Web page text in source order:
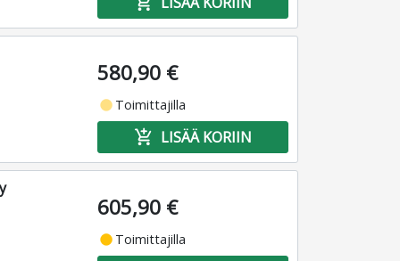
580,90 €
fiber_manual_record Toimittajilla
add_shopping_cart LISÄÄ KORIIN
605,90 €
fiber_manual_record Toimittajilla